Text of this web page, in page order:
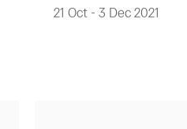
21 Oct - 3 Dec 2021